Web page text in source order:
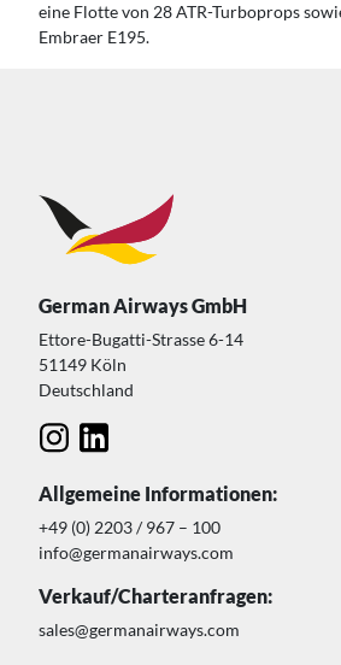
eine Flotte von 28 ATR-Turboprops
Embraer E195.
German Airways GmbH
Ettore-Bugatti-Strasse 6-14
51149 Köln
Deutschland
Allgemeine Informationen:
+49 (0) 2203 / 967 – 100
info@germanairways.com
Verkauf/Charteranfragen:
sales@germanairways.com